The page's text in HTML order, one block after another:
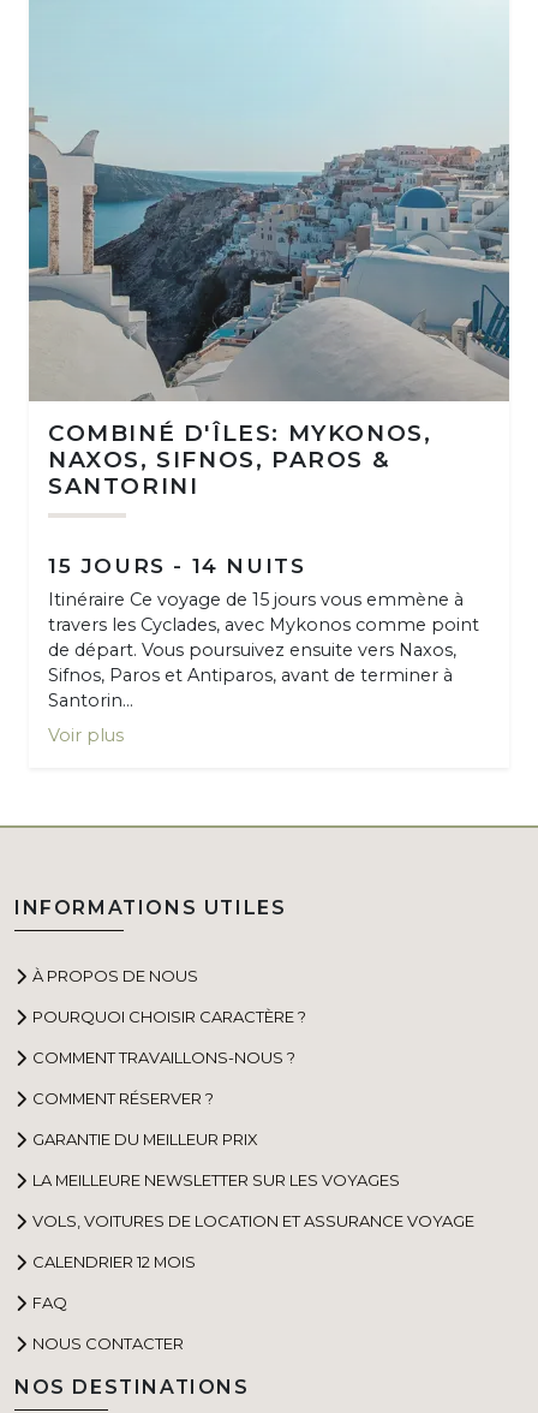
COMBINÉ D'ÎLES: MYKONOS,
NAXOS, SIFNOS, PAROS &
SANTORINI
15 JOURS - 14 NUITS
Itinéraire Ce voyage de 15 jours vous emmène à
travers les Cyclades, avec Mykonos comme point
de départ. Vous poursuivez ensuite vers Naxos,
Sifnos, Paros et Antiparos, avant de terminer à
Santorin...
Voir plus
INFORMATIONS UTILES
À PROPOS DE NOUS
POURQUOI CHOISIR CARACTÈRE ?
COMMENT TRAVAILLONS-NOUS ?
COMMENT RÉSERVER ?
GARANTIE DU MEILLEUR PRIX
LA MEILLEURE NEWSLETTER SUR LES VOYAGES
VOLS, VOITURES DE LOCATION ET ASSURANCE VOYAGE
CALENDRIER 12 MOIS
FAQ
NOUS CONTACTER
NOS DESTINATIONS